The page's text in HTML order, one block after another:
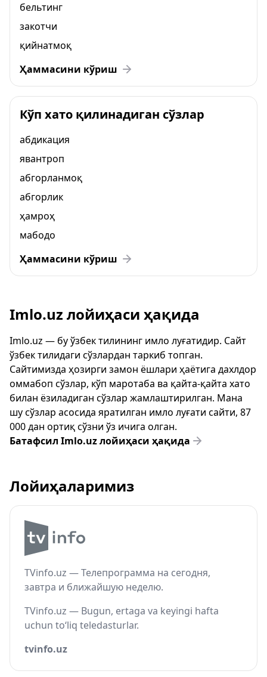
бельтинг
закотчи
қийнатмоқ
Ҳаммасини кўриш
Кўп хато қилинадиган сўзлар
абдикация
явантроп
абгорланмоқ
абгорлик
ҳамроҳ
мабодо
Ҳаммасини кўриш
Imlo.uz лойиҳаси ҳақида
Imlo.uz — бу ўзбек тилининг имло луғатидир. Сайт
ўзбек тилидаги сўзлардан таркиб топган.
Сайтимизда ҳозирги замон ёшлари ҳаётига дахлдор
оммабоп сўзлар, кўп маротаба ва қайта-қайта хато
билан ёзиладиган сўзлар жамлаштирилган. Мана
шу сўзлар асосида яратилган имло луғати сайти, 87
000 дан ортиқ сўзни ўз ичига олган.
Батафсил Imlo.uz лойиҳаси ҳақида
Лойиҳаларимиз
TVinfo.uz — Телепрограмма на сегодня,
завтра и ближайшую неделю.
TVinfo.uz — Bugun, ertaga va keyingi hafta
uchun to‘liq teledasturlar.
tvinfo.uz